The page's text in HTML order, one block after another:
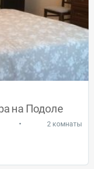
на Подоле
• 2 комнаты